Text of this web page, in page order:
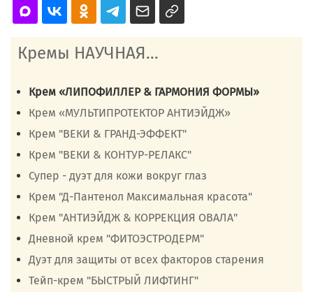
Кремы НАУЧНАЯ...
Крем «ЛИПОФИЛЛЕР & ГАРМОНИЯ ФОРМЫ»
Крем «МУЛЬТИПРОТЕКТОР АНТИЭЙДЖ»
Крем "ВЕКИ & ГРАНД-ЭФФЕКТ"
Крем "ВЕКИ & КОНТУР-РЕЛАКС"
Супер - дуэт для кожи вокруг глаз
Крем "Д-Пантенол Максимальная красота"
Крем "АНТИЭЙДЖ & КОРРЕКЦИЯ ОВАЛА"
Дневной крем "ФИТОЭСТРОДЕРМ"
Дуэт для защиты от всех факторов старения
Тейп-крем "БЫСТРЫЙ ЛИФТИНГ"